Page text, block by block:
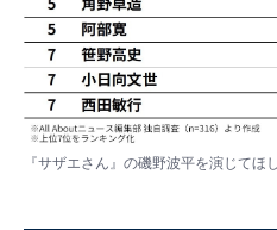
『サザエさん』の磯野波平を演じてほ